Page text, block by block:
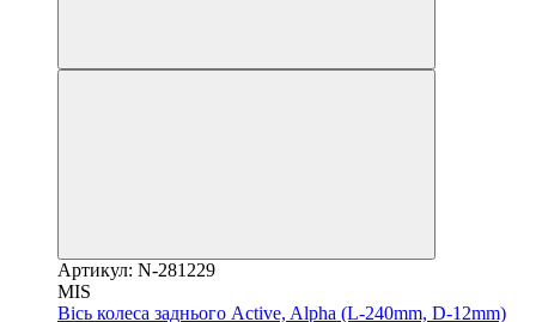
Артикул: N-281229
MIS
Вісь колеса заднього Active, Alpha (L-240mm, D-12mm)